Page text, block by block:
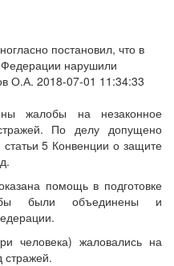
постановил, что в
нарушили
О.А. 2018-07-01 11:34:33
жалобы на незаконное
По делу допущено
5 Конвенции о защите
помощь в подготовке
были объединены и
человека) жаловались на
стражей.